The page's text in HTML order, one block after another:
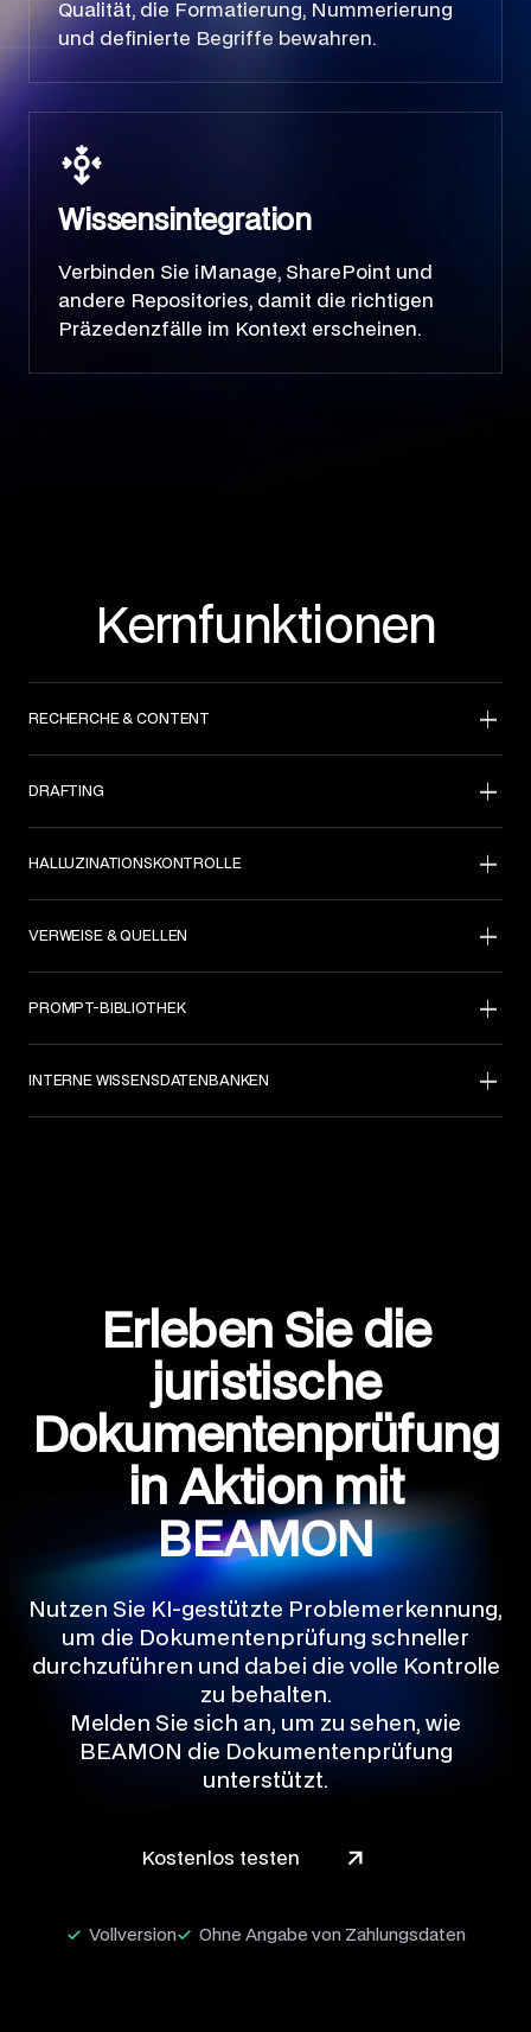
Qualität, die Formatierung, Nummerierung
und definierte Begriffe bewahren.
Wissensintegration
Verbinden Sie iManage, SharePoint und
andere Repositories, damit die richtigen
Präzedenzfälle im Kontext erscheinen.
Kernfunktionen
RECHERCHE & CONTENT
DRAFTING
HALLUZINATIONSKONTROLLE
VERWEISE & QUELLEN
PROMPT-BIBLIOTHEK
INTERNE WISSENSDATENBANKEN
Erleben Sie die
juristische
Dokumentenprüfung
in Aktion mit
BEAMON
Nutzen Sie KI-gestützte Problemerkennung,
um die Dokumentenprüfung schneller
durchzuführen und dabei die volle Kontrolle
zu behalten.
Melden Sie sich an, um zu sehen, wie
BEAMON die Dokumentenprüfung
unterstützt.
Kostenlos testen
Vollversion Ohne Angabe von Zahlungsdaten